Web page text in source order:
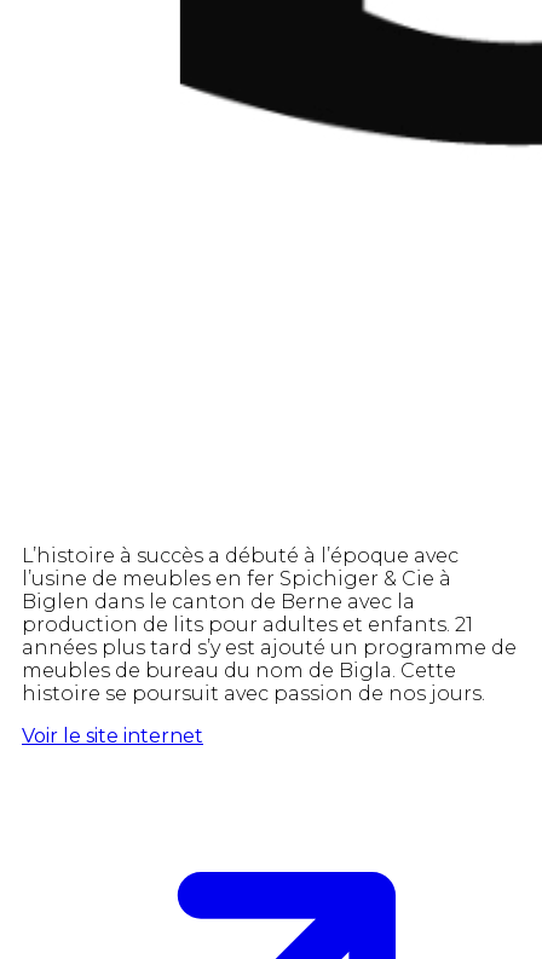
L’histoire à succès a débuté à l’époque avec
l’usine de meubles en fer Spichiger & Cie à
Biglen dans le canton de Berne avec la
production de lits pour adultes et enfants. 21
années plus tard s’y est ajouté un programme de
meubles de bureau du nom de Bigla. Cette
histoire se poursuit avec passion de nos jours.
Voir le site internet